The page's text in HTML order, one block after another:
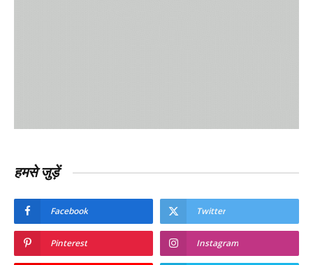
हमसे जुड़ें
Facebook Twitter
Pinterest Instagram